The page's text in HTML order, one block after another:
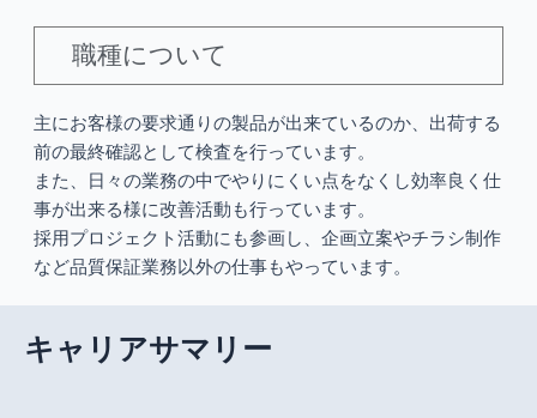
職種について
主にお客様の要求通りの製品が出来ているのか、出荷する
前の最終確認として検査を行っています。
また、日々の業務の中でやりにくい点をなくし効率良く仕
事が出来る様に改善活動も行っています。
採用プロジェクト活動にも参画し、企画立案やチラシ制作
など品質保証業務以外の仕事もやっています。
キャリアサマリー